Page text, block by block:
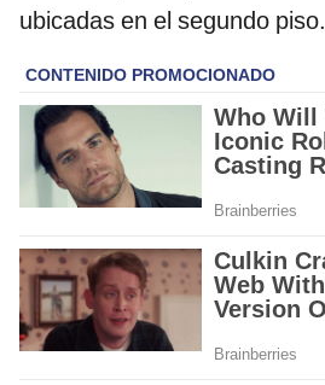
ubicadas en el segundo piso.